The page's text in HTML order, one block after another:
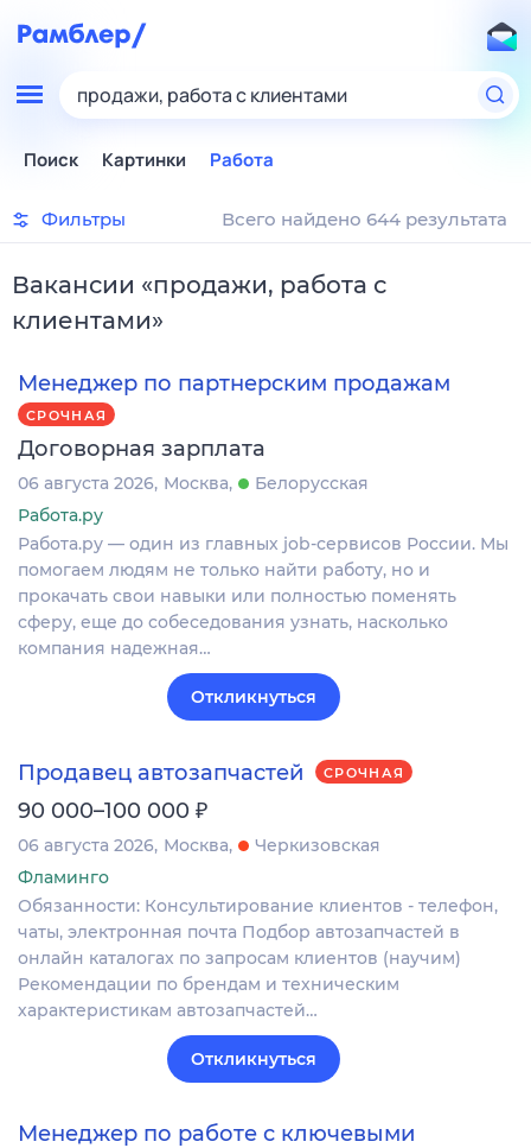
продажи, работа с клиентами
Поиск Картинки Работа
Фильтры Всего найдено 644 результата
Вакансии «продажи, работа с
клиентами»
Менеджер по партнерским продажам
СРОЧНАЯ
Договорная зарплата
06 августа 2026 Москва
Белорусская
Работа.ру
Работа.ру — один из главных job-сервисов России. Мы
помогаем людям не только найти работу, но и
прокачать свои навыки или полностью поменять
сферу, еще до собеседования узнать, насколько
компания надежная…
Откликнуться
Продавец автозапчастей СРОЧНАЯ
90 000–100 000 ₽
06 августа 2026 Москва
Черкизовская
Фламинго
Обязанности: Консультирование клиентов - телефон,
чаты, электронная почта Подбор автозапчастей в
онлайн каталогах по запросам клиентов (научим)
Рекомендации по брендам и техническим
характеристикам автозапчастей…
Откликнуться
Менеджер по работе с ключевыми